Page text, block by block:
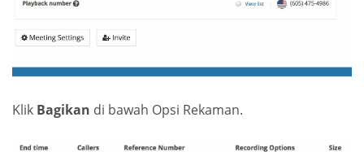
Klik Bagikan di bawah Opsi Rekaman.